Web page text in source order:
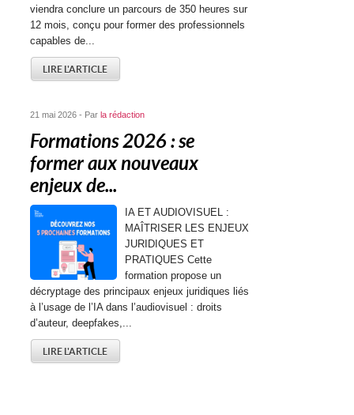
viendra conclure un parcours de 350 heures sur
12 mois, conçu pour former des professionnels
capables de...
LIRE L'ARTICLE
21 mai 2026 - Parla rédaction
Formations 2026 : se
former aux nouveaux
enjeux de...
IA ET AUDIOVISUEL :
MAÎTRISER LES ENJEUX
JURIDIQUES ET
PRATIQUES Cette
formation propose un
décryptage des principaux enjeux juridiques liés
à l’usage de l’IA dans l’audiovisuel : droits
d’auteur, deepfakes,...
LIRE L'ARTICLE